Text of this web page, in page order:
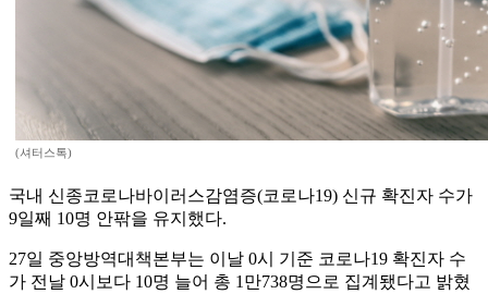
(셔터스톡)
국내 신종코로나바이러스감염증(코로나19) 신규 확진자 수가
9일째 10명 안팎을 유지했다.
27일 중앙방역대책본부는 이날 0시 기준 코로나19 확진자 수
가 전날 0시보다 10명 늘어 총 1만738명으로 집계됐다고 밝혔